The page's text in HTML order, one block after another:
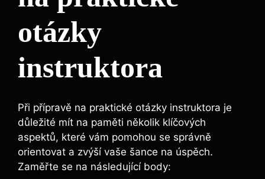
otázky
instruktora
Při přípravě na praktické otázky instruktora je
důležité mít na paměti několik klíčových
aspektů, které vám pomohou se správně
orientovat a zvýší vaše šance na úspěch.
Zaměřte se na následující body: